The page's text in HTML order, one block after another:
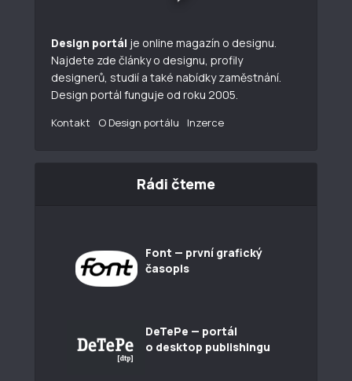
Design portál je online magazín o designu.
Najdete zde články o designu, profily
designerů, studií a také nabídky zaměstnání.
Design portál funguje od roku 2005.
Kontakt O Design portálu Inzerce
Rádi čteme
Font — první grafický
časopis
DeTePe — portál
o desktop publishingu